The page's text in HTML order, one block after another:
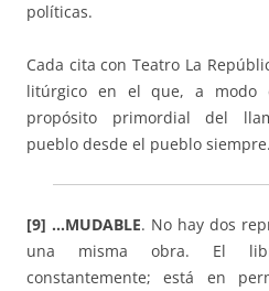
políticas.
Cada cita con Teatro La
litúrgico en el que, a modo
propósito primordial del
pueblo desde el pueblo siempre.
[9] …MUDABLE. No hay dos
una misma obra. El
constantemente; está en